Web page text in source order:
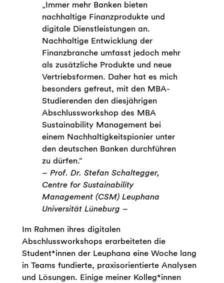
„Immer mehr Banken bieten
nachhaltige Finanzprodukte und
digitale Dienstleistungen an.
Nachhaltige Entwicklung der
Finanzbranche umfasst jedoch mehr
als zusätzliche Produkte und neue
Vertriebsformen. Daher hat es mich
besonders gefreut, mit den MBA-
Studierenden den diesjährigen
Abschlussworkshop des MBA
Sustainability Management bei
einem Nachhaltigkeitspionier unter
den deutschen Banken durchführen
zu dürfen.“
– Prof. Dr. Stefan Schaltegger,
Centre for Sustainability
Management (CSM) Leuphana
Universität Lüneburg –
Im Rahmen ihres digitalen
Abschlussworkshops erarbeiteten die
Student*innen der Leuphana eine Woche lang
in Teams fundierte, praxisorientierte Analysen
und Lösungen. Einige meiner Kolleg*innen